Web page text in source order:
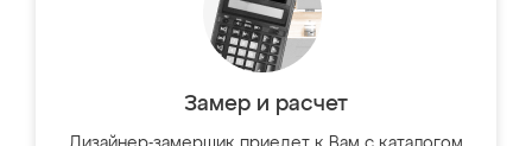
Замер и расчет